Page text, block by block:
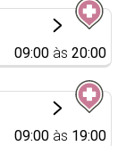
09:00 às20:00
09:00 às 19:00